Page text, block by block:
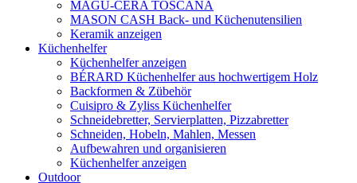
MAGU-CERA TOSCANA
MASON CASH Back- und Küchenutensilien
Keramik anzeigen
Küchenhelfer
Küchenhelfer anzeigen
BÉRARD Küchenhelfer aus hochwertigem Holz
Backformen & Zübehör
Cuisipro & Zyliss Küchenhelfer
Schneidebretter, Servierplatten, Pizzabretter
Schneiden, Hobeln, Mahlen, Messen
Aufbewahren und organisieren
Küchenhelfer anzeigen
Outdoor